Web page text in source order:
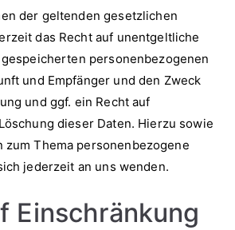
der geltenden gesetzlichen
das Recht auf unentgeltliche
personenbezogenen
und Empfänger und den Zweck
und ggf. ein Recht auf
dieser Daten. Hierzu sowie
zum Thema personenbezogene
jederzeit an uns wenden.
Einschränkung